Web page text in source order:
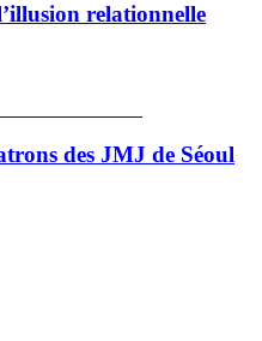
relationnelle
des JMJ de Séoul